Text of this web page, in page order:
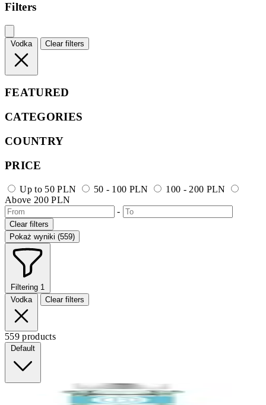
Filters
Vodka Clear filters
FEATURED
CATEGORIES
COUNTRY
PRICE
Up to 50 PLN 50 - 100 PLN
100 - 200 PLN
Above 200 PLN
-
Clear filters
Pokaż wyniki (559)
Filtering 1
Vodka
Clear filters
559 products
Default